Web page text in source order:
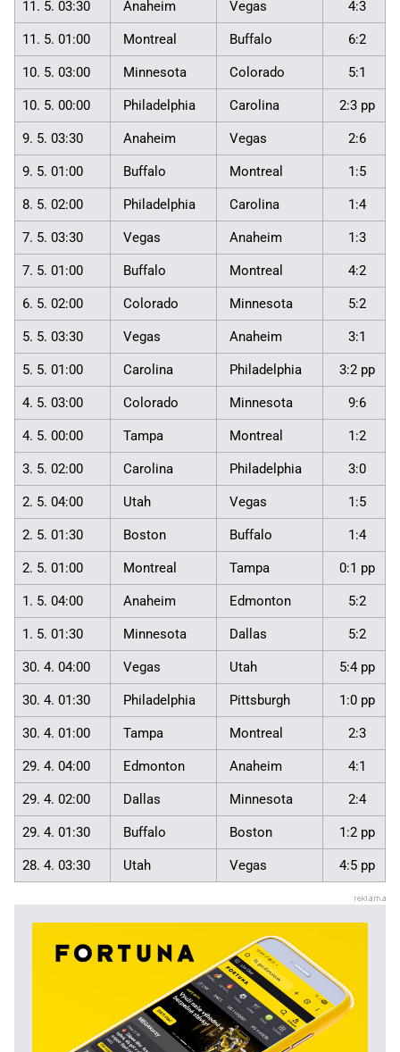
11. 5. 03:30 Anaheim Vegas 4:3
11. 5. 01:00 Montreal Buffalo 6:2
10. 5. 03:00 Minnesota Colorado 5:1
10. 5. 00:00 Philadelphia Carolina 2:3 pp
9. 5. 03:30 Anaheim Vegas 2:6
9. 5. 01:00 Buffalo Montreal 1:5
8. 5. 02:00 Philadelphia Carolina 1:4
7. 5. 03:30 Vegas Anaheim 1:3
7. 5. 01:00 Buffalo Montreal 4:2
6. 5. 02:00 Colorado Minnesota 5:2
5. 5. 03:30 Vegas Anaheim 3:1
5. 5. 01:00 Carolina Philadelphia 3:2 pp
4. 5. 03:00 Colorado Minnesota 9:6
4. 5. 00:00 Tampa Montreal 1:2
3. 5. 02:00 Carolina Philadelphia 3:0
2. 5. 04:00 Utah Vegas 1:5
2. 5. 01:30 Boston Buffalo 1:4
2. 5. 01:00 Montreal Tampa 0:1 pp
1. 5. 04:00 Anaheim Edmonton 5:2
1. 5. 01:30 Minnesota Dallas 5:2
30. 4. 04:00 Vegas Utah 5:4 pp
30. 4. 01:30 Philadelphia Pittsburgh 1:0 pp
30. 4. 01:00 Tampa Montreal 2:3
29. 4. 04:00 Edmonton Anaheim 4:1
29. 4. 02:00 Dallas Minnesota 2:4
29. 4. 01:30 Buffalo Boston 1:2 pp
28. 4. 03:30 Utah Vegas 4:5 pp